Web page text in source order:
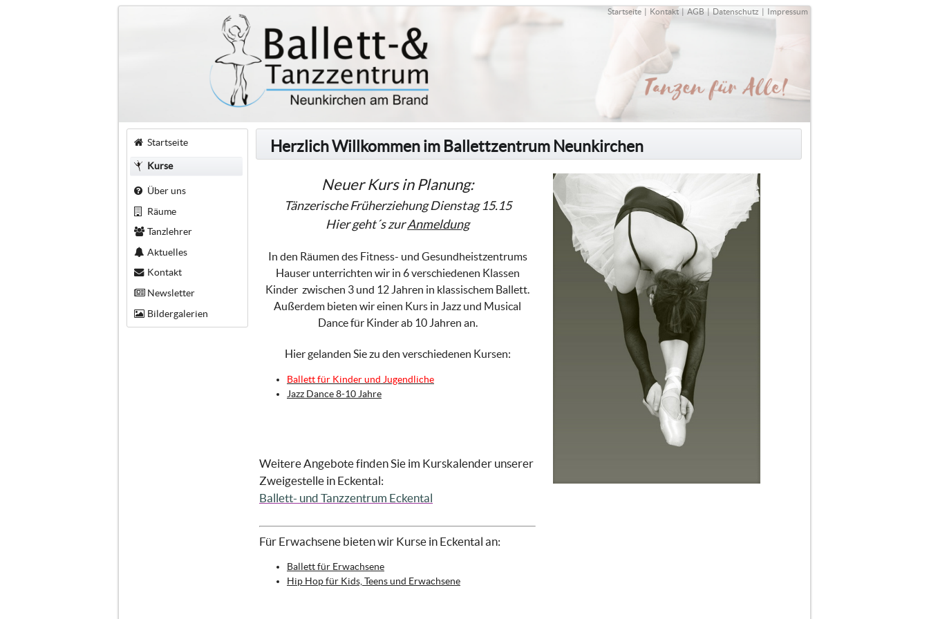
Startseite | Kontakt | AGB | Datenschutz | Impressum
Startseite
Kurse
Über uns
Räume
Tanzlehrer
Aktuelles
Kontakt
Newsletter
Bildergalerien
Herzlich Willkommen im Ballettzentrum Neunkirchen
Neuer Kurs in Planung:
Tänzerische Früherziehung Dienstag 15.15
Hier geht´s zurAnmeldung
In den Räumen des Fitness- und Gesundheistzentrums
Hauser unterrichten wir in 6 verschiedenen Klassen
Kinder zwischen 3 und 12 Jahren in klassischem Ballett.
Außerdem bieten wir einen Kurs in Jazz und Musical
Dance für Kinder ab 10 Jahren an.
Hier gelanden Sie zu den verschiedenen Kursen:
Ballett für Kinder und Jugendliche
Jazz Dance 8-10 Jahre
Weitere Angebote finden Sie im Kurskalender unserer
Zweigestelle in Eckental:
Ballett- und Tanzzentrum Eckental
Für Erwachsene bieten wir Kurse in Eckental an:
Ballett für Erwachsene
Hip Hop für Kids, Teens und Erwachsene